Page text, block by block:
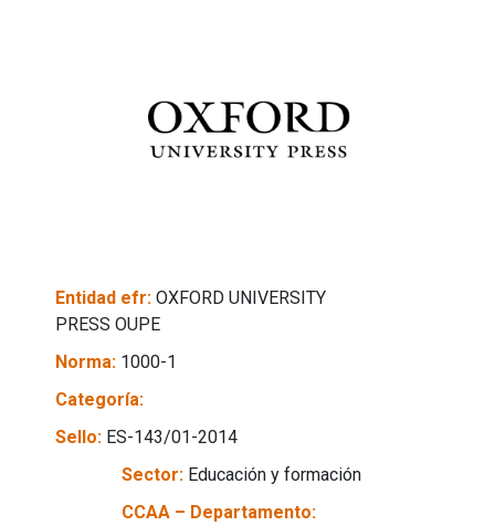
Entidad efr: OXFORD UNIVERSITY
PRESS OUPE
Norma: 1000-1
Categoría:
Sello: ES-143/01-2014
Sector: Educación y formación
CCAA – Departamento: